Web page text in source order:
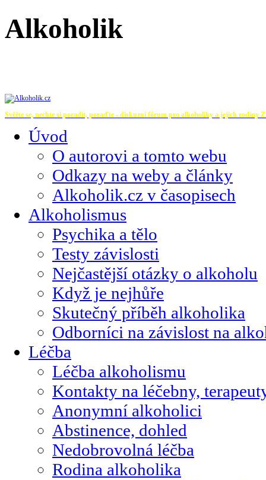
Alkoholik
Svěřte se, nechte si poradit, poraďte - diskuzní fórum pro alkoholiky a jejich rodiny
Úvod
O autorovi a tomto webu
Odkazy na weby a články
Alkoholik.cz v časopisech
Alkoholismus
Psychika a tělo
Testy závislosti
Nejčastější otázky o alkoholu
Když je nejhůře
Skutečný příběh alkoholika
Odborníci na závislost na
Léčba
Léčba alkoholismu
Kontakty na léčebny,
Anonymní alkoholici
Abstinence, dohled
Nedobrovolná léčba
Rodina alkoholika